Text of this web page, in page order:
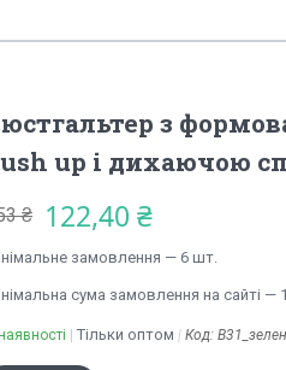
з
up і дихаючою
₴ 122,40 ₴
замовлення — 6 шт.
сума замовлення на сайті —
Тільки оптом Код: